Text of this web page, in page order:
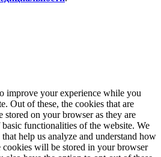
improve your experience while you
Out of these, the cookies that are
stored on your browser as they are
functionalities of the website. We
help us analyze and understand how
cookies will be stored in your browser